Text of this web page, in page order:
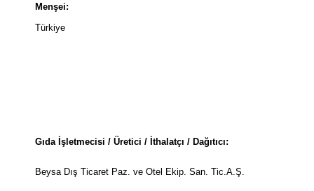
Menşei:
Türkiye
Gıda İşletmecisi / Üretici / İthalatçı / Dağıtıcı:
Beysa Dış Ticaret Paz. ve Otel Ekip. San. Tic.A.Ş.